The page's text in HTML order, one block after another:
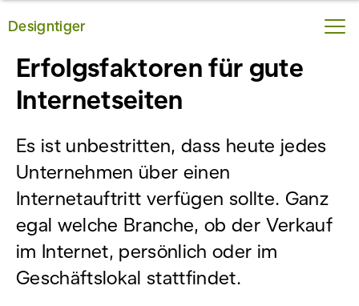
Designtiger
Webdesign:
Erfolgsfaktoren für gute
Internetseiten
Es ist unbestritten, dass heute jedes
Unternehmen über einen
Internetauftritt verfügen sollte. Ganz
egal welche Branche, ob der Verkauf
im Internet, persönlich oder im
Geschäftslokal stattfindet.